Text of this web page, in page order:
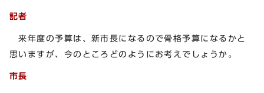
記者
来年度の予算は、新市長になるので骨格予算になるかと
思いますが、今のところどのようにお考えでしょうか。
市長